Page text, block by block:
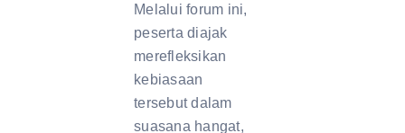
Melalui forum ini,
peserta diajak
merefleksikan
kebiasaan
tersebut dalam
suasana hangat,